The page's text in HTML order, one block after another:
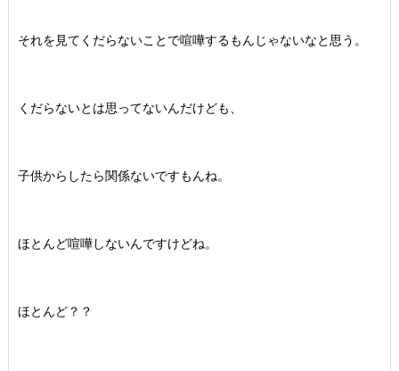
それを見てくだらないことで喧嘩するもんじゃないなと思う。
くだらないとは思ってないんだけども、
子供からしたら関係ないですもんね。
ほとんど喧嘩しないんですけどね。
ほとんど？？